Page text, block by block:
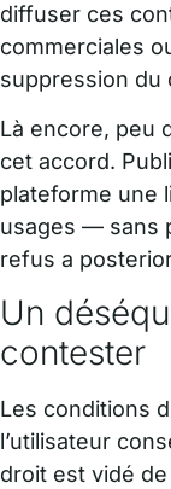
diffuser ces
commerciales
suppression du
Là encore, peu
cet accord.
plateforme une
usages — sans
refus a
Un
contester
Les conditions
l’utilisateur
droit est vidé